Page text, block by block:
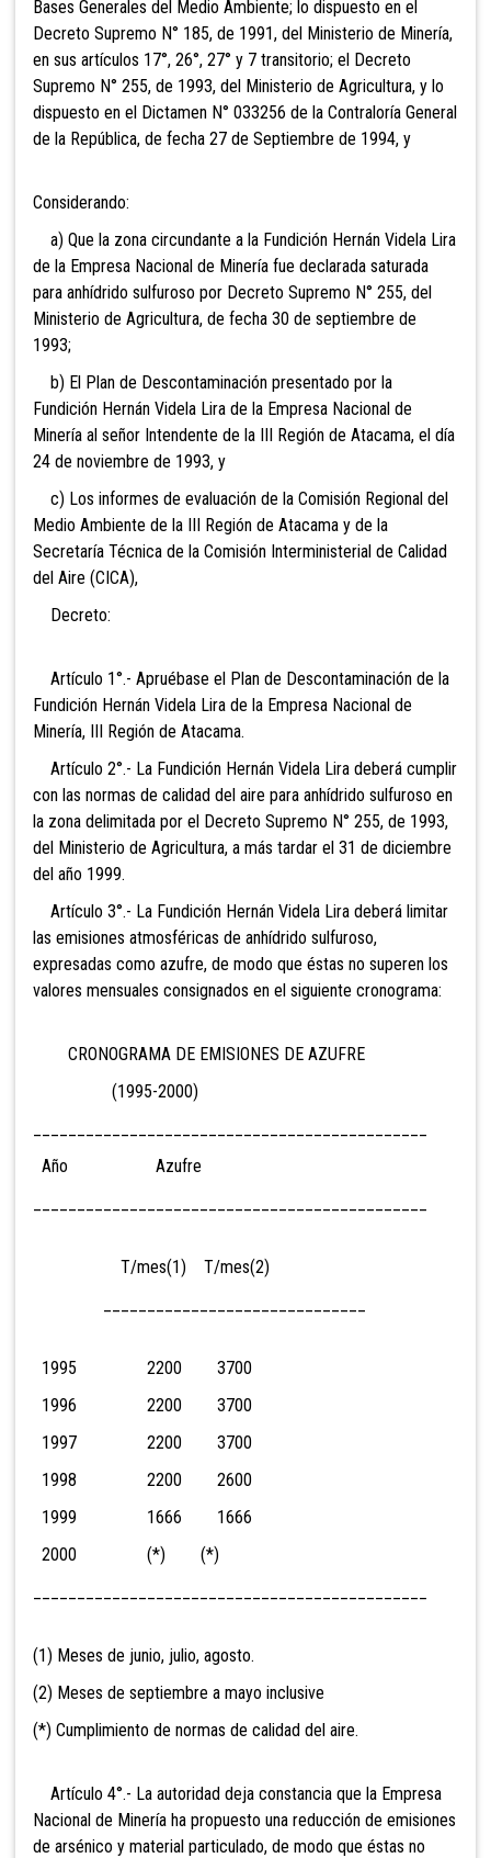
Bases Generales del Medio Ambiente; lo dispuesto en el
Decreto Supremo N° 185, de 1991, del Ministerio de Minería,
en sus artículos 17°, 26°, 27° y 7 transitorio; el Decreto
Supremo N° 255, de 1993, del Ministerio de Agricultura, y lo
dispuesto en el Dictamen N° 033256 de la Contraloría General
de la República, de fecha 27 de Septiembre de 1994, y
Considerando:
a) Que la zona circundante a la Fundición Hernán Videla Lira
de la Empresa Nacional de Minería fue declarada saturada
para anhídrido sulfuroso por Decreto Supremo N° 255, del
Ministerio de Agricultura, de fecha 30 de septiembre de
1993;
b) El Plan de Descontaminación presentado por la
Fundición Hernán Videla Lira de la Empresa Nacional de
Minería al señor Intendente de la III Región de Atacama, el día
24 de noviembre de 1993, y
c) Los informes de evaluación de la Comisión Regional del
Medio Ambiente de la III Región de Atacama y de la
Secretaría Técnica de la Comisión Interministerial de Calidad
del Aire (CICA),
Decreto:
Artículo 1°.- Apruébase el Plan de Descontaminación de la
Fundición Hernán Videla Lira de la Empresa Nacional de
Minería, III Región de Atacama.
Artículo 2°.- La Fundición Hernán Videla Lira deberá cumplir
con las normas de calidad del aire para anhídrido sulfuroso en
la zona delimitada por el Decreto Supremo N° 255, de 1993,
del Ministerio de Agricultura, a más tardar el 31 de diciembre
del año 1999.
Artículo 3°.- La Fundición Hernán Videla Lira deberá limitar
las emisiones atmosféricas de anhídrido sulfuroso,
expresadas como azufre, de modo que éstas no superen los
valores mensuales consignados en el siguiente cronograma:
CRONOGRAMA DE EMISIONES DE AZUFRE
(1995-2000)
Año Azufre
T/mes(1) T/mes(2)
1995 2200 3700
1996 2200 3700
1997 2200 3700
1998 2200 2600
1999 1666 1666
2000 (*) (*)
(1) Meses de junio, julio, agosto.
(2) Meses de septiembre a mayo inclusive
(*) Cumplimiento de normas de calidad del aire.
Artículo 4°.- La autoridad deja constancia que la Empresa
Nacional de Minería ha propuesto una reducción de emisiones
de arsénico y material particulado, de modo que éstas no